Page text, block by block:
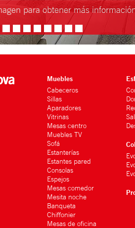
para obtener más
Muebles
Cabeceros
Sillas
Aparadores
Vitrinas
Mesas centro
Muebles TV
Sofá
Estanterías
Estantes pared
Consolas
Espejos
Mesas comedor
Mesita noche
Banqueta
Chiffonier
Mesas de oficina